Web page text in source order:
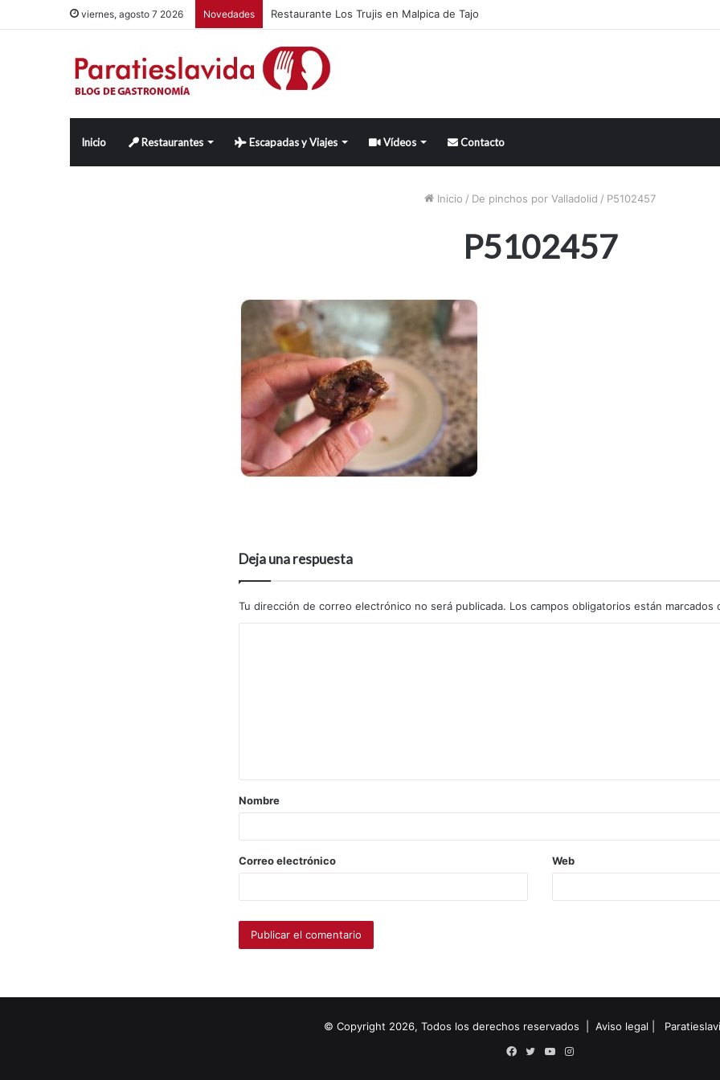
viernes, agosto 7 2026 Novedades Restaurante Los Trujis en Malpica de Tajo
Inicio Restaurantes Escapadas y Viajes Vídeos Contacto
Inicio / De pinchos por Valladolid / P5102457
P5102457
Deja una respuesta
Tu dirección de correo electrónico no será publicada. Los campos obligatorios están marcados
Nombre
Correo electrónico Web
© Copyright 2026, Todos los derechos reservados | Aviso legal
Facebook
TwitterYouTubeInstagram